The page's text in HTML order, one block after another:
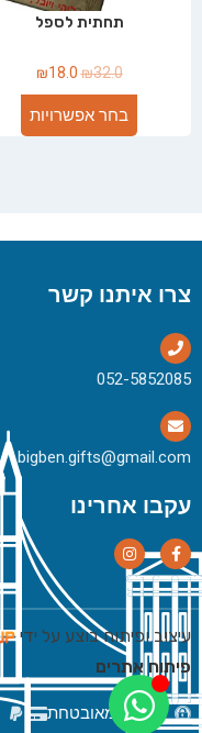
תחתית לספל
₪32.0
₪18.0
בחר אפשרויות
צרו איתנו קשר
bigben.gifts@gmail.com
עקבו אחרינו
עיצוב ופיתוח בוצע על ידי
פיתוח אתרים
רכישה מאובטחת